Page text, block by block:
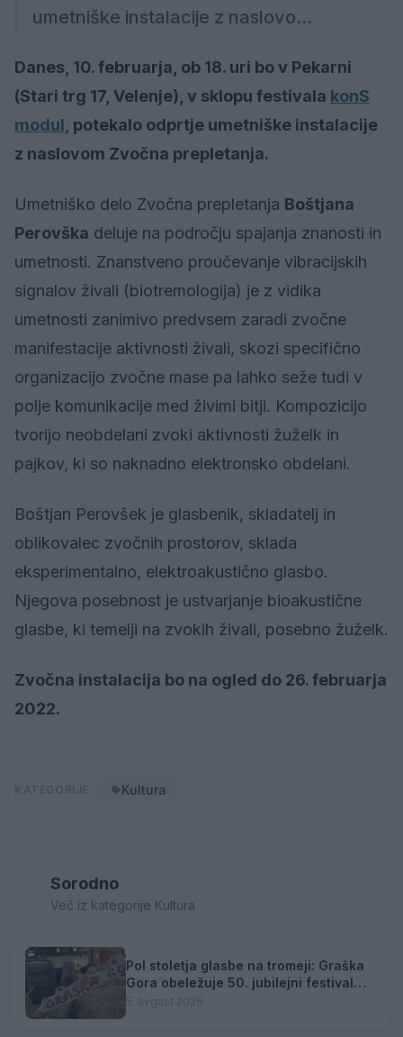
umetniške instalacije z naslovo...
Danes, 10. februarja, ob 18. uri bo v Pekarni
(Stari trg 17, Velenje), v sklopu festivala konS
modul , potekalo odprtje umetniške instalacije
z naslovom Zvočna prepletanja.
Umetniško delo Zvočna prepletanja Boštjana
Perovška deluje na področju spajanja znanosti in
umetnosti. Znanstveno proučevanje vibracijskih
signalov živali (biotremologija) je z vidika
umetnosti zanimivo predvsem zaradi zvočne
manifestacije aktivnosti živali, skozi specifično
organizacijo zvočne mase pa lahko seže tudi v
polje komunikacije med živimi bitji. Kompozicijo
tvorijo neobdelani zvoki aktivnosti žuželk in
pajkov, ki so naknadno elektronsko obdelani.
Boštjan Perovšek je glasbenik, skladatelj in
oblikovalec zvočnih prostorov, sklada
eksperimentalno, elektroakustično glasbo.
Njegova posebnost je ustvarjanje bioakustične
glasbe, ki temelji na zvokih živali, posebno žuželk.
Zvočna instalacija bo na ogled do 26. februarja
2022.
Kultura
Sorodno
Več iz kategorije Kultura
Pol stoletja glasbe na tromeji: Graška
Gora obeležuje 50. jubilejni festival
narodno-zabavne glasbe
5. avgust 2026